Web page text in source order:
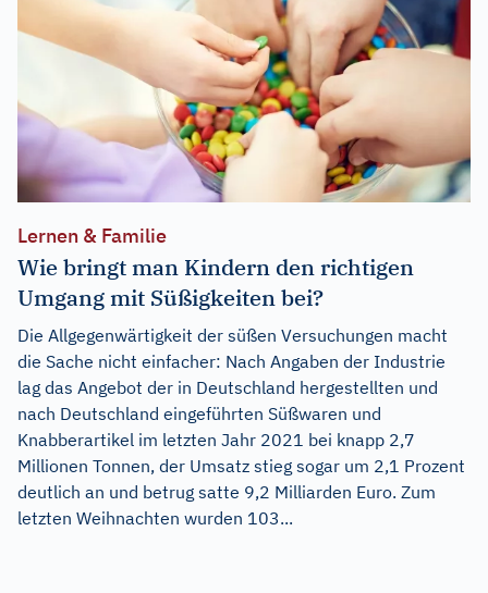
Lernen & Familie
Wie bringt man Kindern den richtigen
Umgang mit Süßigkeiten bei?
Die Allgegenwärtigkeit der süßen Versuchungen macht
die Sache nicht einfacher: Nach Angaben der Industrie
lag das Angebot der in Deutschland hergestellten und
nach Deutschland eingeführten Süßwaren und
Knabberartikel im letzten Jahr 2021 bei knapp 2,7
Millionen Tonnen, der Umsatz stieg sogar um 2,1 Prozent
deutlich an und betrug satte 9,2 Milliarden Euro. Zum
letzten Weihnachten wurden 103...